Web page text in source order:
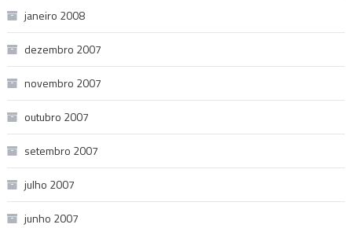
janeiro 2008
dezembro 2007
novembro 2007
outubro 2007
setembro 2007
julho 2007
junho 2007